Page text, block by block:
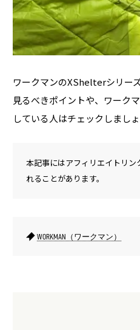
ワークマンのXShelterシリー
見るべきポイントや、ワーク
している人はチェックしましょ
本記事にはアフィリエイトリ
れることがあります。
WORKMAN（ワークマン）